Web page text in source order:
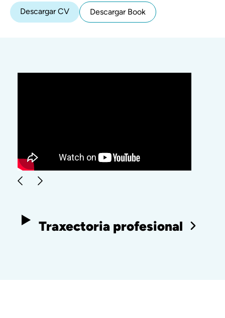
Descargar CV Descargar Book
Traxectoria profesional